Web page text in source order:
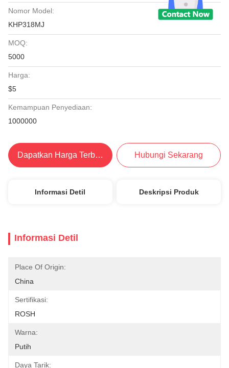
Nomor Model:
KHP318MJ
MOQ:
5000
Harga:
$5
Kemampuan Penyediaan:
1000000
Dapatkan Harga Terbaik Hubungi Sekarang
Informasi Detil Deskripsi Produk
Informasi Detil
Place Of Origin:
China
Sertifikasi:
ROSH
Warna:
Putih
Daya Tarik: